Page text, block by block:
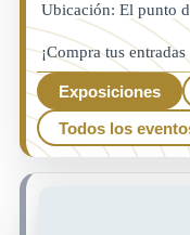
Ubicación: El punto
¡Compra tus
Exposiciones
Todos los